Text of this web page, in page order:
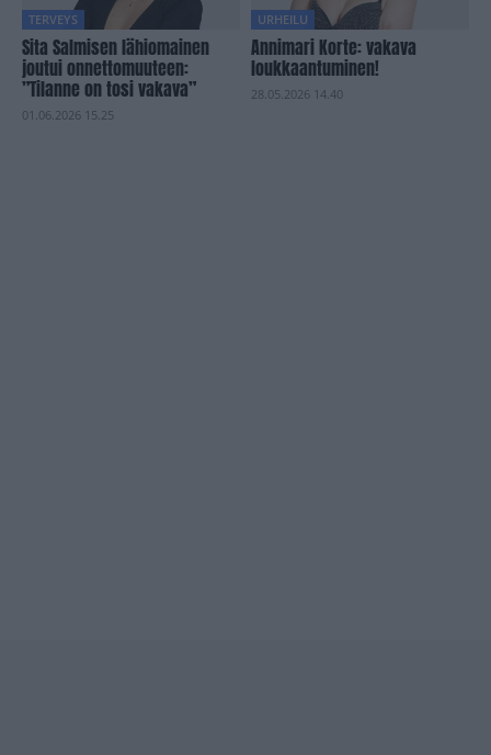
TERVEYS
Sita Salmisen lähiomainen
joutui onnettomuuteen:
”Tilanne on tosi vakava”
01.06.2026 15.25
URHEILU
Annimari Korte: vakava
loukkaantuminen!
28.05.2026 14.40